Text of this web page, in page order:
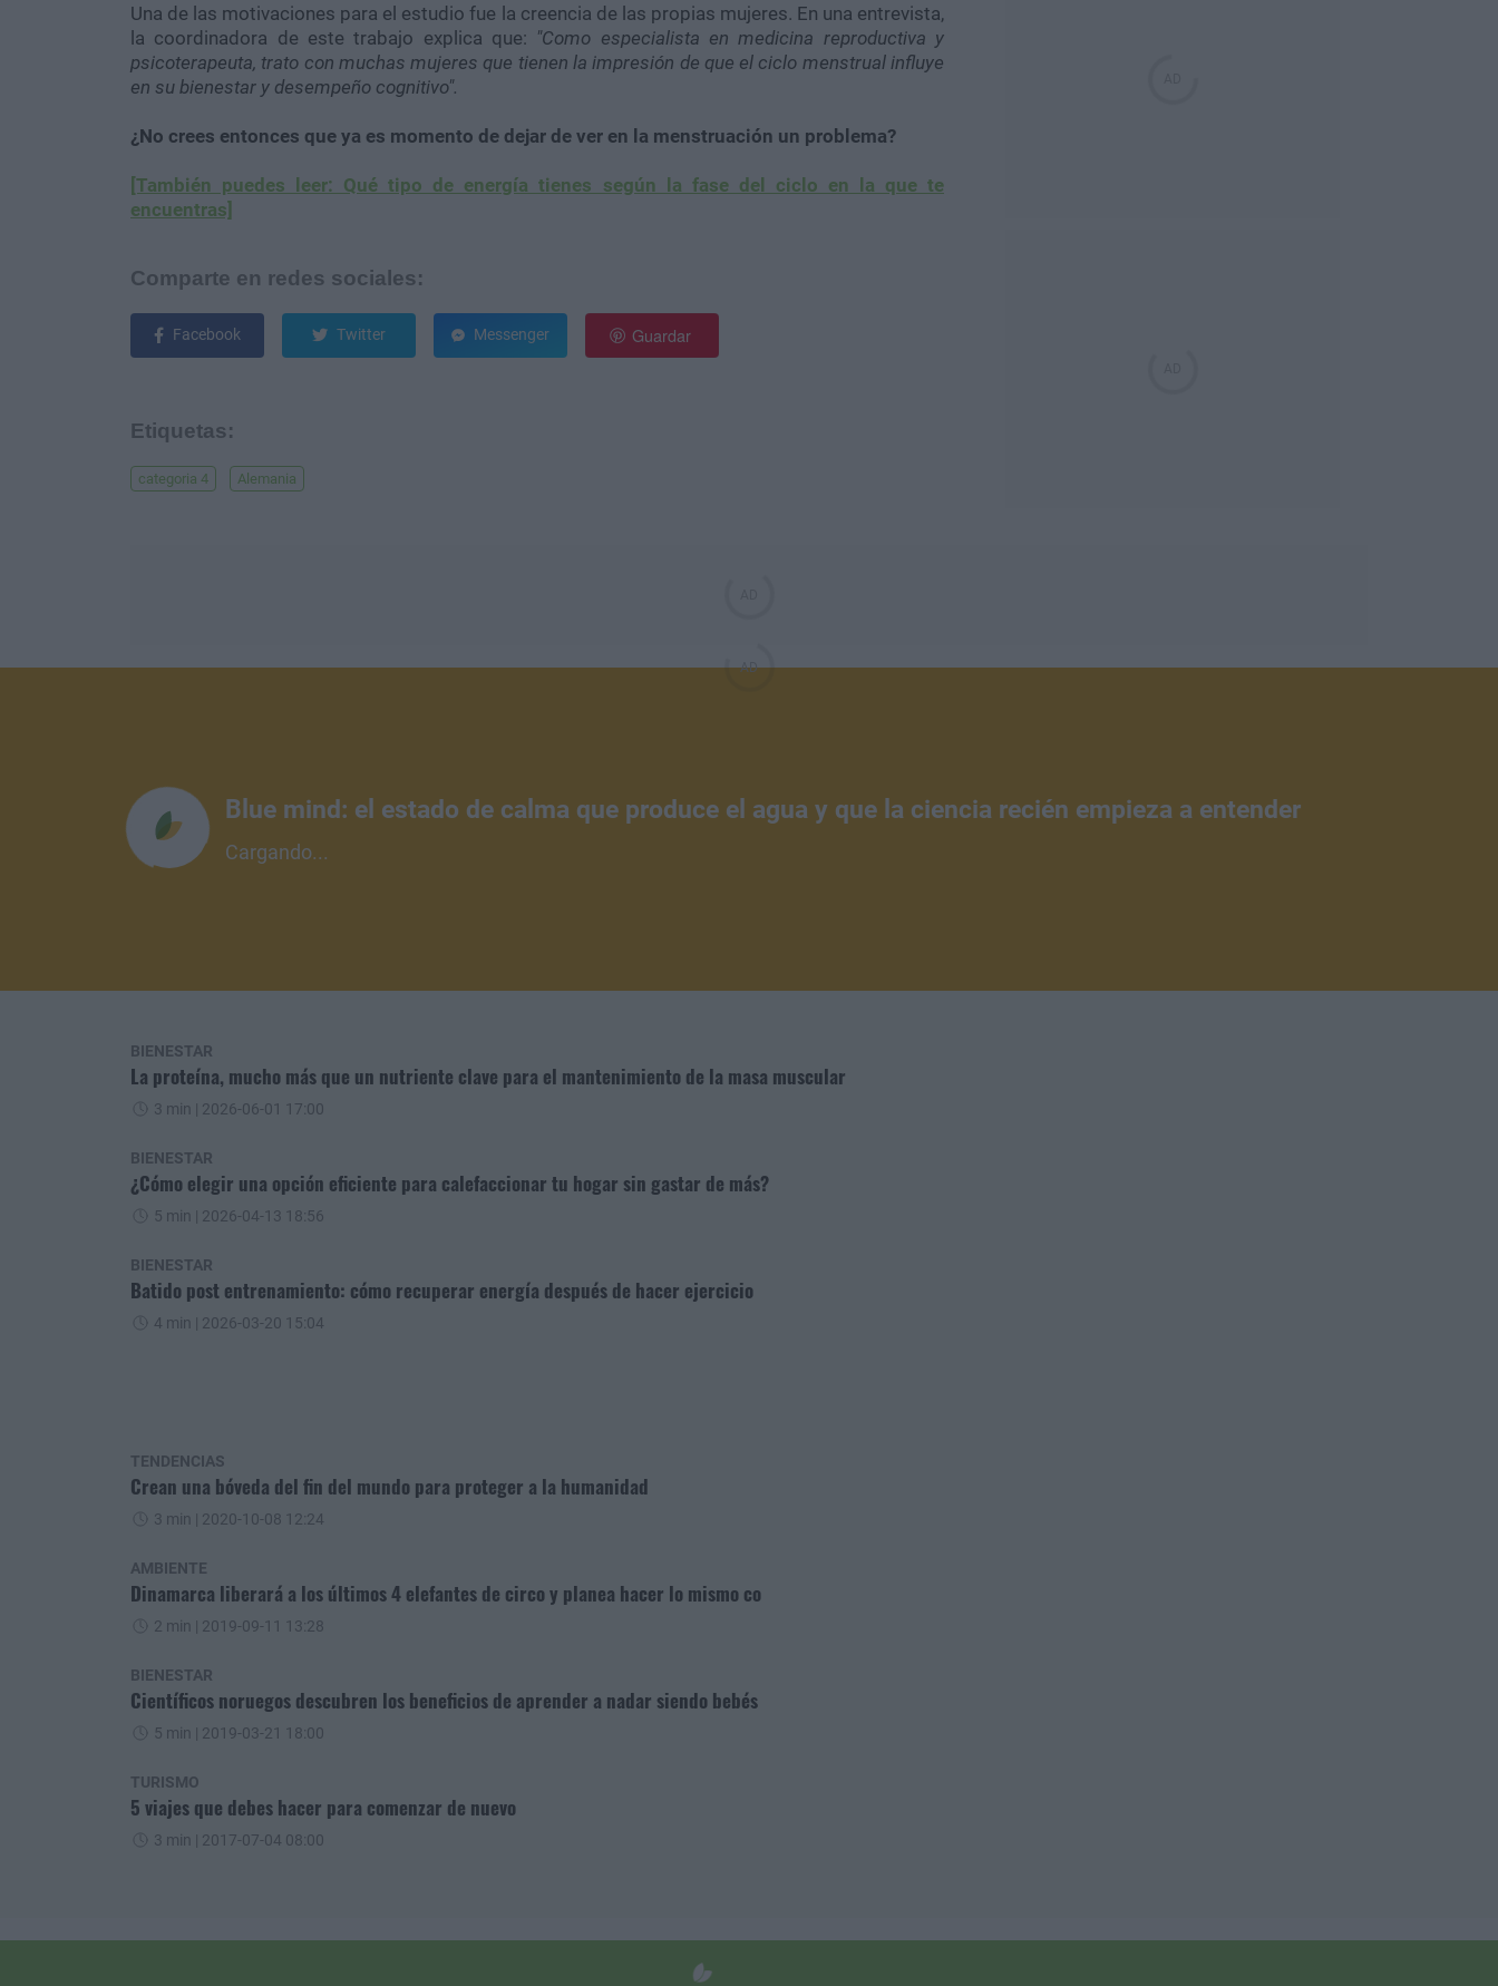
Una de las motivaciones para el estudio fue la creencia de las propias mujeres. En una entrevista,
la coordinadora de este trabajo explica que: "Como especialista en medicina reproductiva y
psicoterapeuta, trato con muchas mujeres que tienen la impresión de que el ciclo menstrual influye
en su bienestar y desempeño cognitivo".
¿No crees entonces que ya es momento de dejar de ver en la menstruación un problema?
[También puedes leer: Qué tipo de energía tienes según la fase del ciclo en la que te
encuentras]
Comparte en redes sociales:
Facebook Twitter Messenger Guardar
Etiquetas:
categoria 4 Alemania
Blue mind: el estado de calma que produce el agua y que la ciencia recién empieza a entender
Cargando...
BIENESTAR
La proteína, mucho más que un nutriente clave para el mantenimiento de la masa muscular
3 min | 2026-06-01 17:00
BIENESTAR
¿Cómo elegir una opción eficiente para calefaccionar tu hogar sin gastar de más?
5 min | 2026-04-13 18:56
BIENESTAR
Batido post entrenamiento: cómo recuperar energía después de hacer ejercicio
4 min | 2026-03-20 15:04
TENDENCIAS
Crean una bóveda del fin del mundo para proteger a la humanidad
3 min | 2020-10-08 12:24
AMBIENTE
Dinamarca liberará a los últimos 4 elefantes de circo y planea hacer lo mismo co
2 min | 2019-09-11 13:28
BIENESTAR
Científicos noruegos descubren los beneficios de aprender a nadar siendo bebés
5 min | 2019-03-21 18:00
TURISMO
5 viajes que debes hacer para comenzar de nuevo
3 min | 2017-07-04 08:00